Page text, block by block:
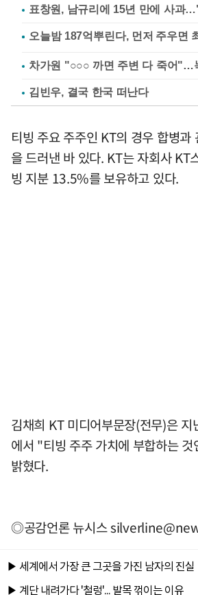
표창원, 남규리에 15년 만에 사과
차가원 "○○○ 까면 주변 다 죽어"…
김빈우, 결국 한국 떠난다
티빙 주요 주주인 KT의 경우 합병과
을 드러낸 바 있다. KT는 자회사 KT
빙 지분 13.5%를 보유하고 있다.
김채희 KT 미디어부문장(전무)은
에서 "티빙 주주 가치에 부합하는
밝혔다.
◎공감언론 뉴시스